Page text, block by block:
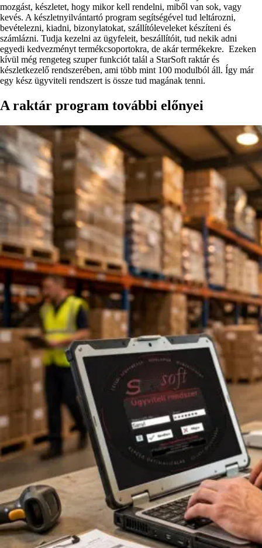
mozgást, készletet, hogy mikor kell rendelni, miből van sok, vagy
kevés. A készletnyilvántartó program segítségével tud leltározni,
bevételezni, kiadni, bizonylatokat, szállítóleveleket készíteni és
számlázni. Tudja kezelni az ügyfeleit, beszállítóit, tud nekik adni
egyedi kedvezményt termékcsoportokra, de akár termékekre. Ezeken
kívül még rengeteg szuper funkciót talál a StarSoft raktár és
készletkezelő rendszerében, ami több mint 100 modulból áll. Így már
egy kész ügyviteli rendszert is össze tud magának tenni.
A raktár program további előnyei